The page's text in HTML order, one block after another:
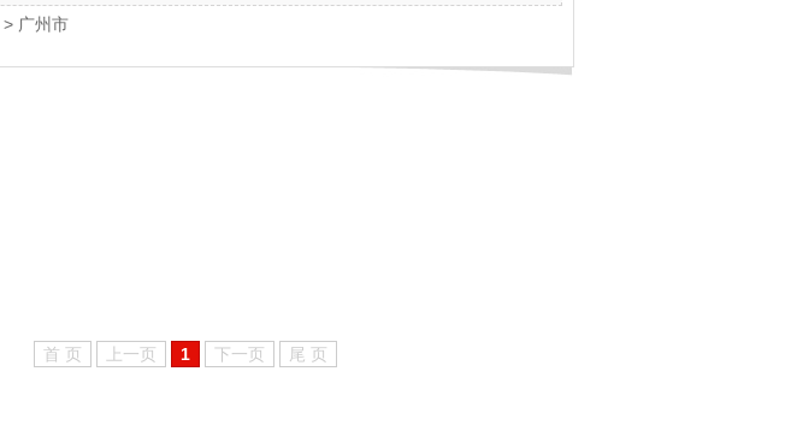
> 广州市
首 页 上一页 1 下一页 尾 页